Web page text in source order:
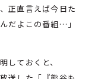
正直言えば今日た
だよこの番組…」
しておくと、